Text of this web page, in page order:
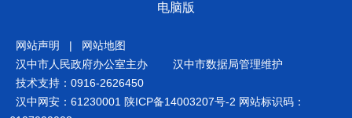
电脑版
网站声明 |
网站地图
汉中市人民政府办公室主办
汉中市数据局管理维护
技术支持：0916-2626450
汉中网安：61230001 陕ICP备14003207号-2 网站标识码：